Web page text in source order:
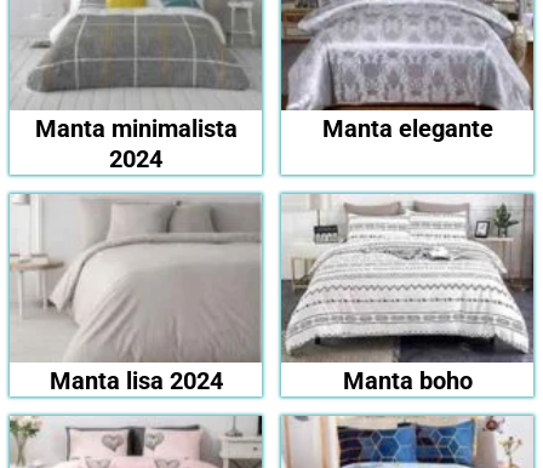
Manta minimalista
2024
Manta elegante
Manta lisa 2024 Manta boho